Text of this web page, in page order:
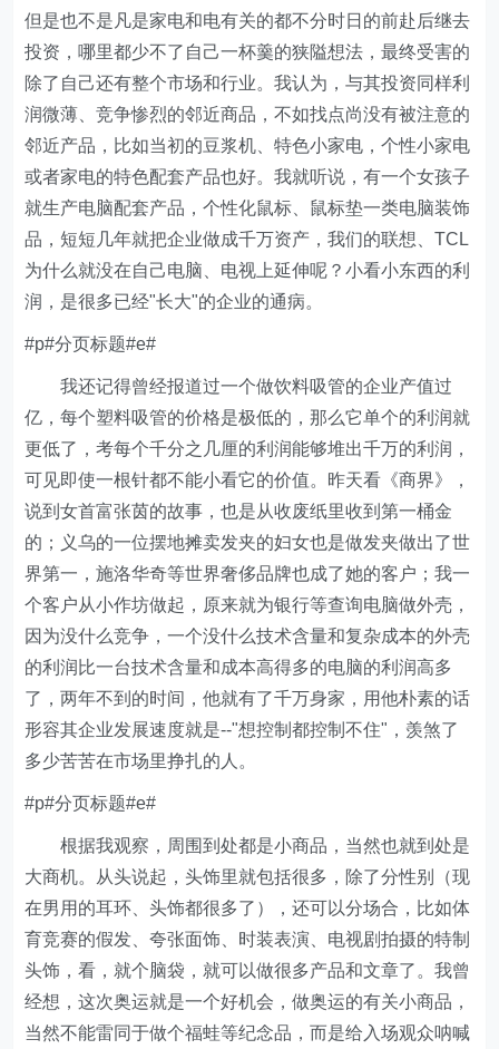
但是也不是凡是家电和电有关的都不分时日的前赴后继去
投资，哪里都少不了自己一杯羹的狭隘想法，最终受害的
除了自己还有整个市场和行业。我认为，与其投资同样利
润微薄、竞争惨烈的邻近商品，不如找点尚没有被注意的
邻近产品，比如当初的豆浆机、特色小家电，个性小家电
或者家电的特色配套产品也好。我就听说，有一个女孩子
就生产电脑配套产品，个性化鼠标、鼠标垫一类电脑装饰
品，短短几年就把企业做成千万资产，我们的联想、TCL
为什么就没在自己电脑、电视上延伸呢？小看小东西的利
润，是很多已经"长大"的企业的通病。
#p#分页标题#e#
我还记得曾经报道过一个做饮料吸管的企业产值过
亿，每个塑料吸管的价格是极低的，那么它单个的利润就
更低了，考每个千分之几厘的利润能够堆出千万的利润，
可见即使一根针都不能小看它的价值。昨天看《商界》，
说到女首富张茵的故事，也是从收废纸里收到第一桶金
的；义乌的一位摆地摊卖发夹的妇女也是做发夹做出了世
界第一，施洛华奇等世界奢侈品牌也成了她的客户；我一
个客户从小作坊做起，原来就为银行等查询电脑做外壳，
因为没什么竞争，一个没什么技术含量和复杂成本的外壳
的利润比一台技术含量和成本高得多的电脑的利润高多
了，两年不到的时间，他就有了千万身家，用他朴素的话
形容其企业发展速度就是--"想控制都控制不住"，羡煞了
多少苦苦在市场里挣扎的人。
#p#分页标题#e#
根据我观察，周围到处都是小商品，当然也就到处是
大商机。从头说起，头饰里就包括很多，除了分性别（现
在男用的耳环、头饰都很多了），还可以分场合，比如体
育竞赛的假发、夸张面饰、时装表演、电视剧拍摄的特制
头饰，看，就个脑袋，就可以做很多产品和文章了。我曾
经想，这次奥运就是一个好机会，做奥运的有关小商品，
当然不能雷同于做个福蛙等纪念品，而是给入场观众呐喊